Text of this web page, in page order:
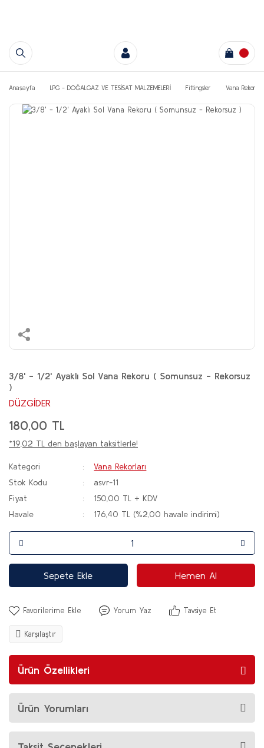
Anasayfa LPG - DOĞALGAZ VE TESİSAT MALZEMELERİ Fittingsler Vana Rekorları
3/8' - 1/2' Ayaklı Sol Vana Rekoru ( Somunsuz - Rekorsuz
)
DÜZGİDER
180,00 TL
*19,02 TL den başlayan taksitlerle!
Kategori
Vana Rekorları
Stok Kodu
asvr-11
Fiyat
150,00 TL + KDV
Havale
176,40 TL (%2,00 havale indirimi)
Sepete Ekle Hemen Al
Yorum Yaz Tavsiye Et
Karşılaştır
Ürün Özellikleri
Ürün Yorumları